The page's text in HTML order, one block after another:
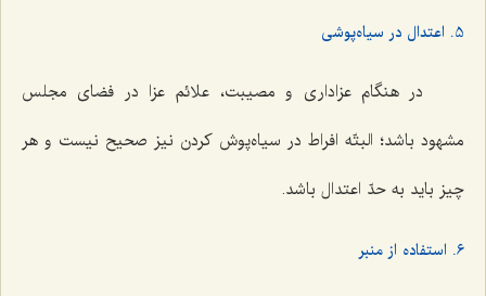
5. اعتدال در سیاه‌پوشی
در هنگام عزاداری و مصیبت، علائم عزا در فضای مجلس
مشهود باشد؛ البتّه افراط در سیاه‌پوش کردن نیز صحیح نیست و هر
چیز باید به حدّ اعتدال باشد.
6. استفاده از منبر